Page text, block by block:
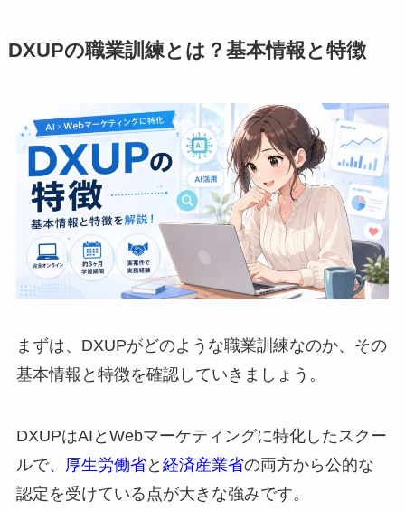
DXUPの職業訓練とは？基本情報と特徴
まずは、DXUPがどのような職業訓練なのか、その
基本情報と特徴を確認していきましょう。
DXUPはAIとWebマーケティングに特化したスクー
ルで、 厚生労働省と 経済産業省の両方から公的な
認定を受けている点が大きな強みです。